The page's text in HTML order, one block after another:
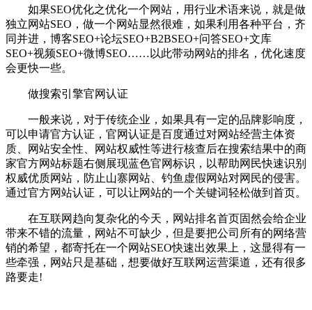
如果SEO优化之优化一个网站，用行业术语来说，就是做
独立网站SEO，做一个网站显然很难，如果利用各种平台，齐
同并进，博客SEO+论坛SEO+B2BSEO+问答SEO+文库
SEO+视频SEO+微博SEO……以此带动网站的排名，优化速度
会更快一些。
做搜索引擎官网认证
一般来说，对于传统企业，如果具有一定的品牌影响度，
可以申请官方认证，官网认证是百度通过对网站经营主体资
质、网站安全性、网站权威性等进行核查后在搜索结果中的商
家官方网站标题右侧展现蓝色官网标识，以帮助网民快速识别
权威优质网站，防止山寨网站、钓鱼虚假网站对网民的侵害。
通过官方网站认证，可以让网站的一个关键词轻松做到首页。
在互联网趋向复杂化的今天，网站排名首页固然会给企业
带来不错的流量，网站不可缺少，但是要把公司所有的网络营
销的希望，都寄托在一个网站SEO快速出效果上，这显得有一
些牵强，网站只是基础，想要做好互联网运营渠道，还有很多
路要走!